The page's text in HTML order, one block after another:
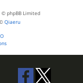
phpBB Limited
Qiaeru